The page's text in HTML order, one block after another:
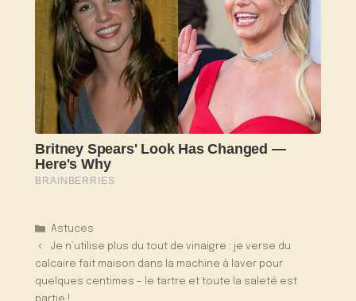
Catégories
Astuces
Je n’utilise plus du tout de vinaigre : je verse du
calcaire fait maison dans la machine à laver pour
quelques centimes – le tartre et toute la saleté est